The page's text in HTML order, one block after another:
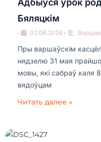
Адбыўся ўрок
Бяляцкім
• 02.06.2026 •
Пры варшаўскім
нядзелю 31 мая
мовы, які сабраў каля
вядоўцам
Читать далее »